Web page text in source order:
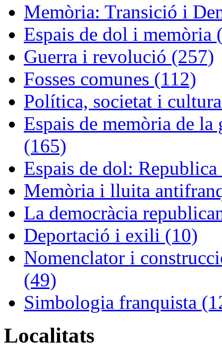
Memòria: Transició i
Espais de dol i memòria
Guerra i revolució (257)
Fosses comunes (112)
Política, societat i
Espais de memòria de
(165)
Espais de dol:
Memòria i lluita
La democràcia
Deportació i exili (10)
Nomenclator i
(49)
Simbologia franquista
Localitats